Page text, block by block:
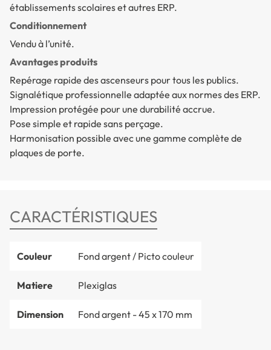
établissements scolaires et autres ERP.
Conditionnement
Vendu à l’unité.
Avantages produits
Repérage rapide des ascenseurs pour tous les publics.
Signalétique professionnelle adaptée aux normes des ERP.
Impression protégée pour une durabilité accrue.
Pose simple et rapide sans perçage.
Harmonisation possible avec une gamme complète de
plaques de porte.
CARACTÉRISTIQUES
Couleur Fond argent / Picto couleur
Matiere Plexiglas
Dimension Fond argent - 45 x 170 mm